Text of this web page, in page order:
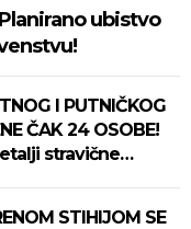
ubistvo
I PUTNIČKOG
ČAK 24 OSOBE!
stravične
STIHIJOM SE